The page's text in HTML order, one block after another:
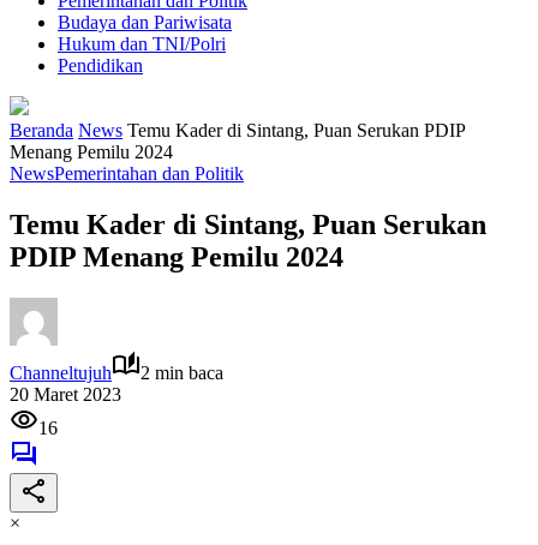
Budaya dan Pariwisata
Hukum dan TNI/Polri
Pendidikan
Beranda News Temu Kader di Sintang, Puan Serukan PDIP
Menang Pemilu 2024
NewsPemerintahan dan Politik
Temu Kader di Sintang, Puan Serukan
PDIP Menang Pemilu 2024
Channeltujuh
2 min baca
20 Maret 2023
16
×